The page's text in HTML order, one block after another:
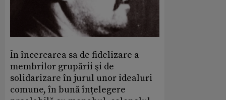
În încercarea sa de fidelizare a
membrilor grupării şi de
solidarizare în jurul unor idealuri
comune, în bună înţelegere